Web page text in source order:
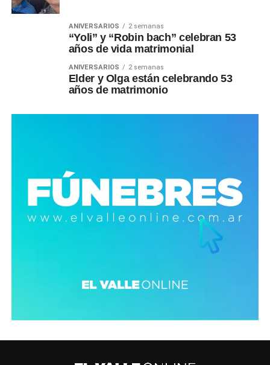
ANIVERSARIOS 2 semanas
“Yoli” y “Robin bach” celebran 53
años de vida matrimonial
ANIVERSARIOS 2 semanas
Elder y Olga están celebrando 53
años de matrimonio